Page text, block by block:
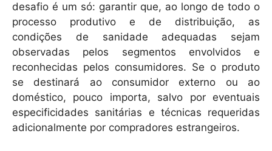
desafio é um só: garantir que, ao longo de todo o
processo produtivo e de distribuição, as
condições de sanidade adequadas sejam
observadas pelos segmentos envolvidos e
reconhecidas pelos consumidores. Se o produto
se destinará ao consumidor externo ou ao
doméstico, pouco importa, salvo por eventuais
especificidades sanitárias e técnicas requeridas
adicionalmente por compradores estrangeiros.